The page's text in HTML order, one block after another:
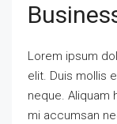
Lorem ipsum
elit. Duis mollis
neque. Aliquam
mi accumsan